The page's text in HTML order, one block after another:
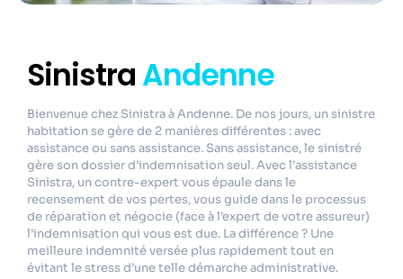
SinistraAndenne
Bienvenue chez Sinistra à Andenne. De nos jours, un sinistre
habitation se gère de 2 manières différentes : avec
assistance ou sans assistance. Sans assistance, le sinistré
gère son dossier d’indemnisation seul. Avec l’assistance
Sinistra, un contre-expert vous épaule dans le
recensement de vos pertes, vous guide dans le processus
de réparation et négocie (face à l’expert de votre assureur)
l’indemnisation qui vous est due. La différence ? Une
meilleure indemnité versée plus rapidement tout en
évitant le stress d’une telle démarche administrative.